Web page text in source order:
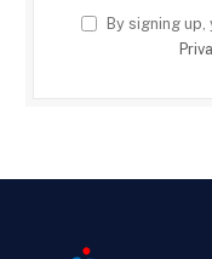
By signing